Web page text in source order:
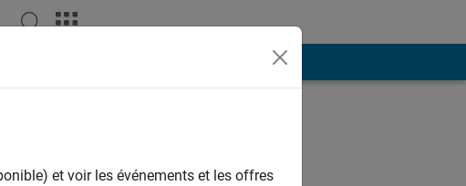
et voir les événements et les offres